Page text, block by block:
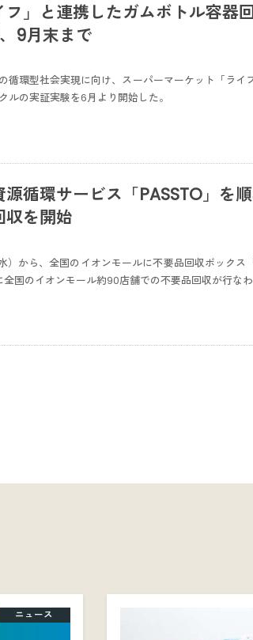
」と連携したガムボトル容器
9月末まで
循環型社会実現に向け、スーパーマーケット「ライ
の実証実験を6月より開始した。
循環サービス「PASSTO」を順
収を開始
）から、全国のイオンモールに不要品回収ボックス
国のイオンモール約90店舗での不要品回収が行なわ
ニュース